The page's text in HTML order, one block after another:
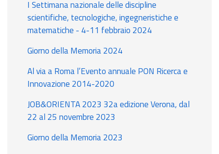
I Settimana nazionale delle discipline
scientifiche, tecnologiche, ingegneristiche e
matematiche - 4-11 febbraio 2024
Giorno della Memoria 2024
Al via a Roma l’Evento annuale PON Ricerca e
Innovazione 2014-2020
JOB&ORIENTA 2023 32a edizione Verona, dal
22 al 25 novembre 2023
Giorno della Memoria 2023